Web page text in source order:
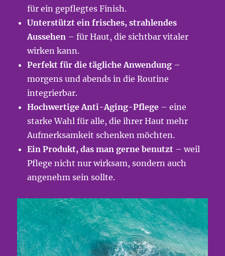
für ein gepflegtes Finish.
Unterstützt ein frisches, strahlendes
Aussehen – für Haut, die sichtbar vitaler
wirken kann.
Perfekt für die tägliche Anwendung –
morgens und abends in die Routine
integrierbar.
Hochwertige Anti-Aging-Pflege – eine
starke Wahl für alle, die ihrer Haut mehr
Aufmerksamkeit schenken möchten.
Ein Produkt, das man gerne benutzt – weil
Pflege nicht nur wirksam, sondern auch
angenehm sein sollte.